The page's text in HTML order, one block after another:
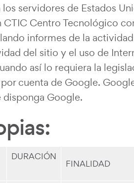
servidores de Estados
CTIC Centro Tecnológico
informes de la
del sitio y el uso de
así lo requiera la
cuenta de Google.
Google.
DURACIÓN
FINALIDAD